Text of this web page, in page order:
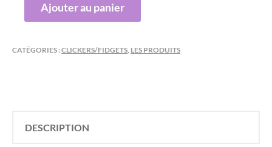
BASKET
Ajouter au panier
CATÉGORIES :CLICKERS/FIDGETS, LES PRODUITS
DESCRIPTION